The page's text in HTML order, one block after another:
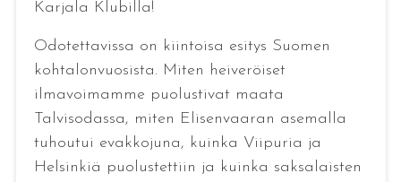
Karjala Klubilla!
Odotettavissa on kiintoisa esitys Suomen
kohtalonvuosista. Miten heiveröiset
ilmavoimamme puolustivat maata
Talvisodassa, miten Elisenvaaran asemalla
tuhoutui evakkojuna, kuinka Viipuria ja
Helsinkiä puolustettiin ja kuinka saksalaisten